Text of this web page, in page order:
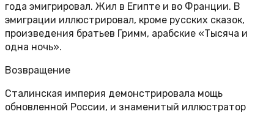
года эмигрировал. Жил в Египте и во Франции. В
эмиграции иллюстрировал, кроме русских сказок,
произведения братьев Гримм, арабские «Тысяча и
одна ночь».
Возвращение
Сталинская империя демонстрировала мощь
обновленной России, и знаменитый иллюстратор